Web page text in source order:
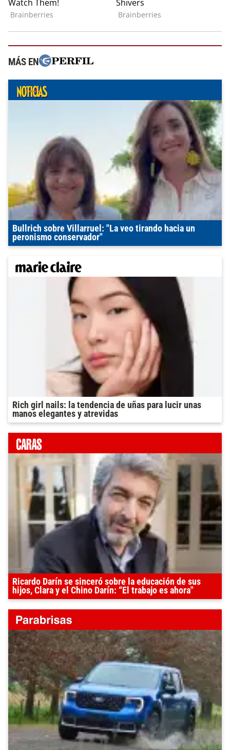
MÁS EN
Bullrich sobre Villarruel: "La veo tirando hacia un
peronismo conservador"
Rich girl nails: la tendencia de uñas para lucir unas
manos elegantes y atrevidas
Ricardo Darín se sinceró sobre la educación de sus
hijos, Clara y el Chino Darín: “El trabajo es ahora"